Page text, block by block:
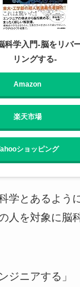
科学入門-脳をリバ
リングする-
Amazon
楽天市場
ショッピング
学とあるよう
人を対象に脳
ジニアする」